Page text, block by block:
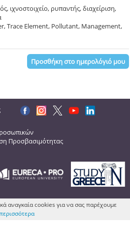
ιχνοστοιχείο, ρυπαντής, διαχείριση,
Trace Element, Pollutant, Management,
Προσθήκη στο ημερολόγιό μου
Προσβασιμότητας
αναγκαία cookies για να σας παρέχουμε